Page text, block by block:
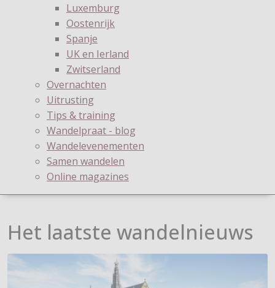
Luxemburg
Oostenrijk
Spanje
UK en Ierland
Zwitserland
Overnachten
Uitrusting
Tips & training
Wandelpraat - blog
Wandelevenementen
Samen wandelen
Online magazines
Het laatste wandelnieuws